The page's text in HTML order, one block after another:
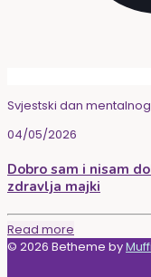
Svjestski dan
04/05/2026
Dobro sam i nisam
zdravlja majki
Read more
© 2026 Betheme by